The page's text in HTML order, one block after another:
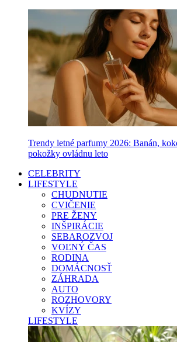
Trendy letné parfumy 2026: Banán,
pokožky ovládnu leto
CELEBRITY
LIFESTYLE
CHUDNUTIE
CVIČENIE
PRE ŽENY
INŠPIRÁCIE
SEBAROZVOJ
VOĽNÝ ČAS
RODINA
DOMÁCNOSŤ
ZÁHRADA
AUTO
ROZHOVORY
KVÍZY
LIFESTYLE